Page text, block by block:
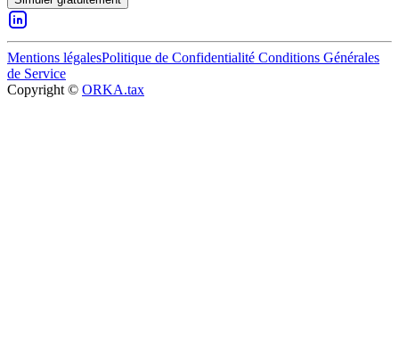
Mentions légalesPolitique de Confidentialité Conditions Générales
de Service
Copyright © ORKA.tax